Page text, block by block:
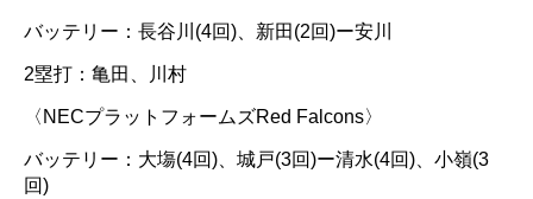
バッテリー：長谷川(4回)、新田(2回)ー安川
2塁打：亀田、川村
〈NECプラットフォームズRed Falcons〉
バッテリー：大塲(4回)、城戸(3回)ー清水(4回)、小嶺(3
回)